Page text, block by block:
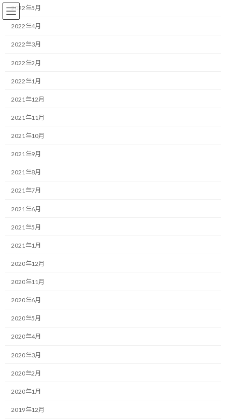
コ
ン
ナ
ビ
HOME
スカッシュは人生に何をもたら
すのか？
こんにちは！
ランニング・モチベーターのしゅんじです。
以前から少し興味があったスカッシュを人生初体験しました！
実は（あまり行ってないけど）通っているジムのメニューに前から
あって、ずっと体験してみたいという興味があったのですが、なか
げてみました！
て始めただけなんですが。
やっぱり、見るのとやるのでは大違いですね。
2022年5月
2022年4月
2022年3月
2022年2月
2022年1月
2021年12月
2021年11月
2021年10月
2021年9月
2021年8月
2021年7月
2021年6月
2021年5月
2021年1月
2020年12月
2020年11月
2020年6月
2020年5月
2020年4月
2020年3月
2020年2月
2020年1月
2019年12月